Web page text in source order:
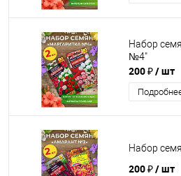
Набор
№4"
200 ₽/ шт
Набор
200 ₽/ шт